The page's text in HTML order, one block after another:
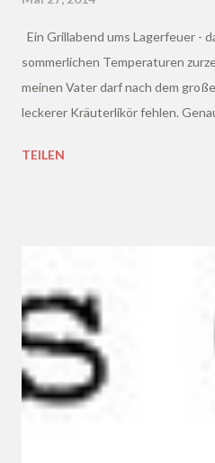
Ein Grillabend ums Lagerfeuer -
sommerlichen Temperaturen
meinen Vater darf nach dem
leckerer Kräuterlikör fehlen.
Wilthener Gebirgskräuter .
TEILEN